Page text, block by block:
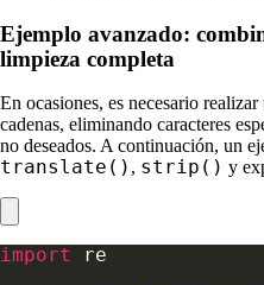
Ejemplo avanzado:
limpieza completa
En ocasiones, es necesario
cadenas, eliminando caracteres
no deseados. A continuación, un
translate() , strip() y
import